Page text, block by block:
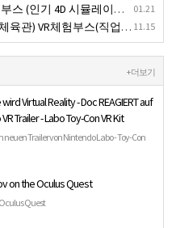
01.21
4D 시뮬레이터 체험)- VR렌탈
11.15
진로체험 / 인기VR체험)-VR렌탈대여행사
+ 더보기
Virtual Reality - Doc REAGIERT auf
Trailer - Labo Toy-Con VR Kit
neuen Trailer von Nintendo Labo - Toy-Con
PREIS, ANGEBOTE UND
on the Oculus Quest
Quest